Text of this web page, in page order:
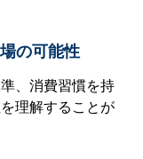
の可能性
、消費習慣を持
理解することが